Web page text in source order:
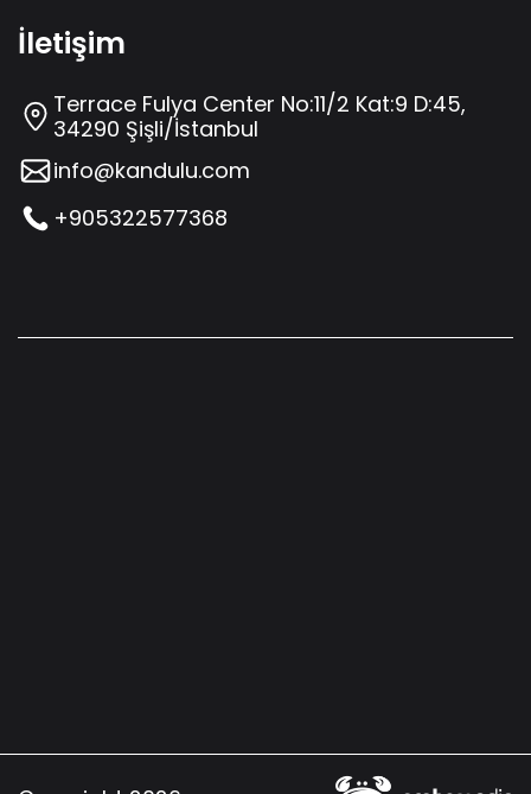
İletişim
Terrace Fulya Center No:11/2 Kat:9 D:45,
34290 Şişli/İstanbul
info@kandulu.com
+905322577368